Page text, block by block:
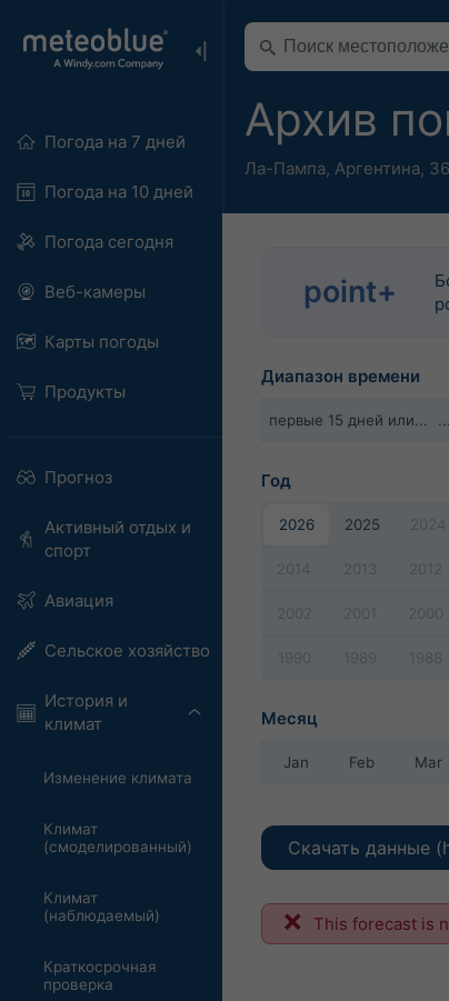
Погода на 7 дней
Погода на 10 дней
Погода сегодня
Веб-камеры
Карты погоды
Продукты
Прогноз
Активный отдых и
спорт
Авиация
Сельское хозяйство
История и
климат
Изменение климата
Климат
(смоделированный)
Климат
(наблюдаемый)
Краткосрочная
проверка
Архив
Ла-Пампа, Аргентина,
point+
Диапазон времени
первые 15 дней или...
Год
2026 2025 2024
2014 2013 2012
2002 2001 2000
1990 1989 1988
Месяц
Jan Feb Mar
Скачать данные
This forecast is